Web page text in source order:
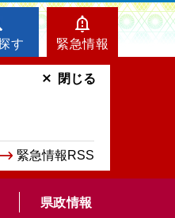
す 緊急情報
緊急情報RSS
閉じる
県政情報